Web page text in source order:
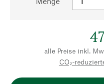
alle Preise inkl.
CO₂-